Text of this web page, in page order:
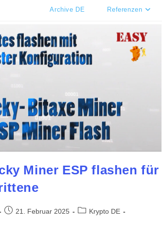
Archive DE Referenzen
Miner ESP flashen für
Beitrag21. Februar 2025
Beitrags-
Krypto DE